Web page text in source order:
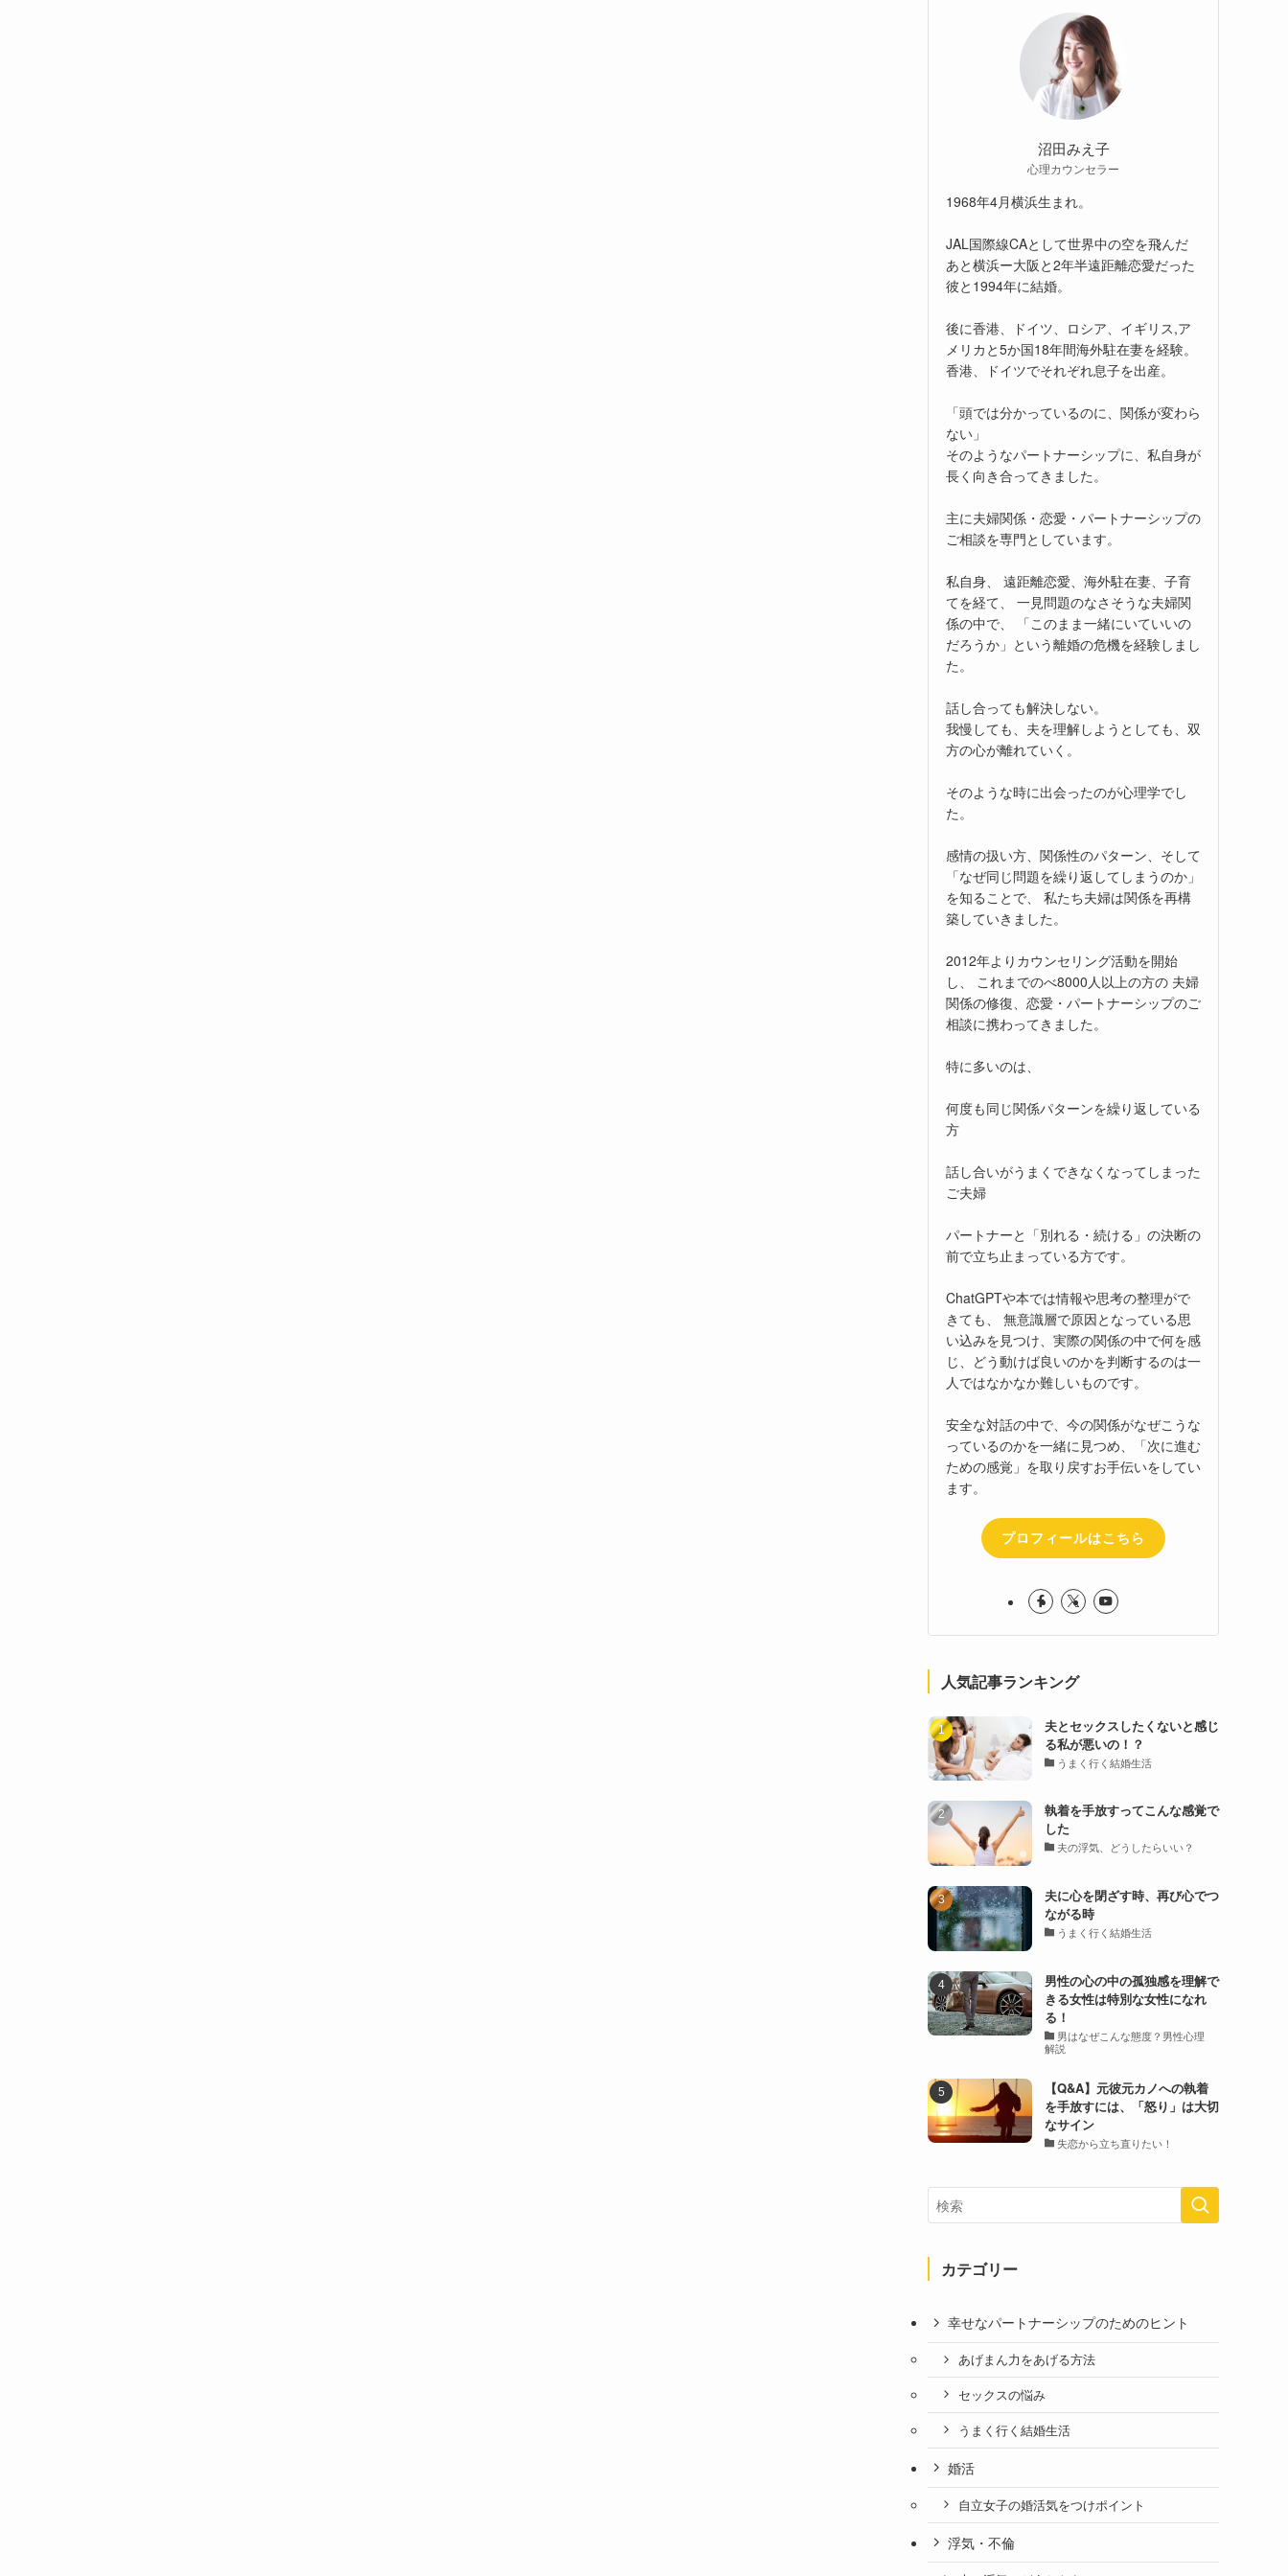
沼田みえ子
心理カウンセラー
1968年4月横浜生まれ。
JAL国際線CAとして世界中の空を飛んだ
あと横浜ー大阪と2年半遠距離恋愛だった
彼と1994年に結婚。
後に香港、ドイツ、ロシア、イギリス,ア
メリカと5か国18年間海外駐在妻を経験。
香港、ドイツでそれぞれ息子を出産。
「頭では分かっているのに、関係が変わら
ない」
そのようなパートナーシップに、私自身が
長く向き合ってきました。
主に夫婦関係・恋愛・パートナーシップの
ご相談を専門としています。
私自身、 遠距離恋愛、海外駐在妻、子育
てを経て、 一見問題のなさそうな夫婦関
係の中で、 「このまま一緒にいていいの
だろうか」という離婚の危機を経験しまし
た。
話し合っても解決しない。
我慢しても、夫を理解しようとしても、双
方の心が離れていく。
そのような時に出会ったのが心理学でし
た。
感情の扱い方、関係性のパターン、そして
「なぜ同じ問題を繰り返してしまうのか」
を知ることで、 私たち夫婦は関係を再構
築していきました。
2012年よりカウンセリング活動を開始
し、 これまでのべ8000人以上の方の 夫婦
関係の修復、恋愛・パートナーシップのご
相談に携わってきました。
特に多いのは、
何度も同じ関係パターンを繰り返している
方
話し合いがうまくできなくなってしまった
ご夫婦
パートナーと「別れる・続ける」の決断の
前で立ち止まっている方です。
ChatGPTや本では情報や思考の整理がで
きても、 無意識層で原因となっている思
い込みを見つけ、実際の関係の中で何を感
じ、どう動けば良いのかを判断するのは一
人ではなかなか難しいものです。
安全な対話の中で、今の関係がなぜこうな
っているのかを一緒に見つめ、「次に進む
ための感覚」を取り戻すお手伝いをしてい
ます。
プロフィールはこちら
人気記事ランキング
夫とセックスしたくないと感じ
る私が悪いの！？
うまく行く結婚生活
執着を手放すってこんな感覚で
した
夫の浮気、どうしたらいい？
夫に心を閉ざす時、再び心でつ
ながる時
うまく行く結婚生活
男性の心の中の孤独感を理解で
きる女性は特別な女性になれ
る！
男はなぜこんな態度？男性心理
解説
【Q&A】元彼元カノへの執着
を手放すには、「怒り」は大切
なサイン
失恋から立ち直りたい！
カテゴリー
幸せなパートナーシップのためのヒント
あげまん力をあげる方法
セックスの悩み
うまく行く結婚生活
婚活
自立女子の婚活気をつけポイント
浮気・不倫